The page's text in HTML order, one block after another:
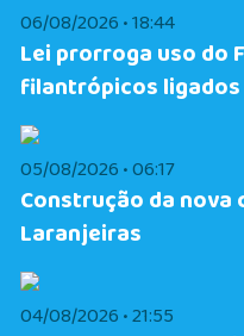
06/08/2026 • 18:44
Lei prorroga uso do
filantrópicos ligados
05/08/2026 • 06:17
Construção da nova
Laranjeiras
04/08/2026 • 21:55